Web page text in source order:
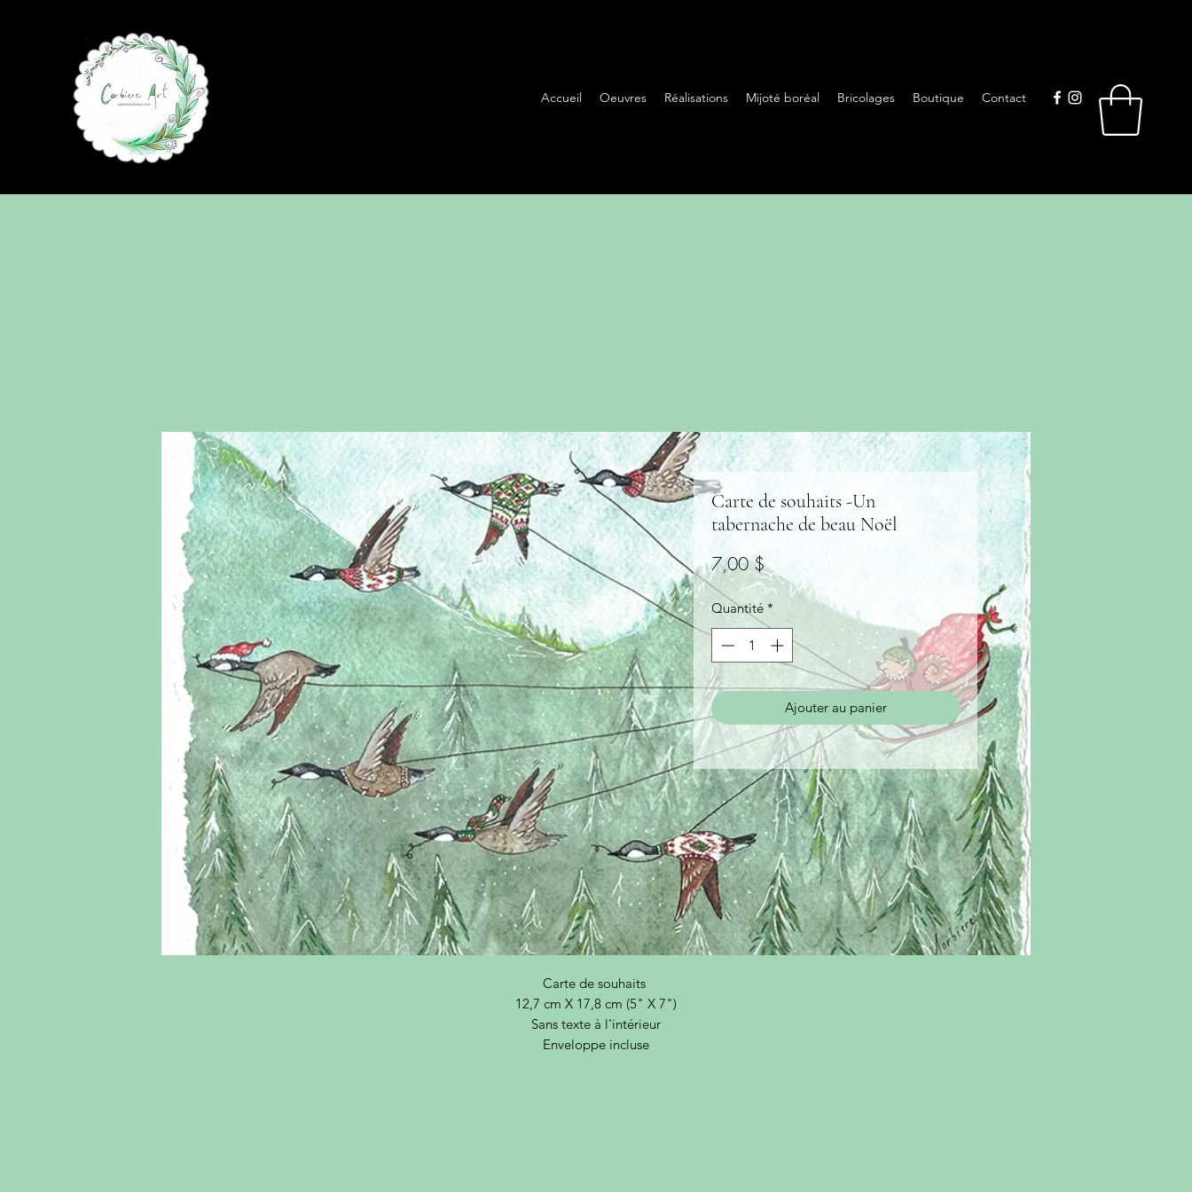
Accueil Oeuvres Réalisations Mijoté boréal Bricolages Boutique Contact
Carte de souhaits -Un
tabernache de beau Noël
7,00 $Prix
Quantité *
Ajouter au panier
Carte de souhaits
12,7 cm X 17,8 cm (5" X 7")
Sans texte à l'intérieur
Enveloppe incluse